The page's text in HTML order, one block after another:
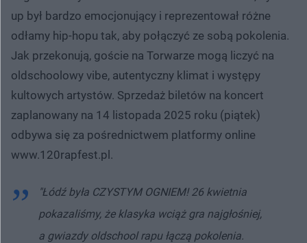
up był bardzo emocjonujący i reprezentował różne
odłamy hip-hopu tak, aby połączyć ze sobą pokolenia.
Jak przekonują, goście na Torwarze mogą liczyć na
oldschoolowy vibe, autentyczny klimat i występy
kultowych artystów. Sprzedaż biletów na koncert
zaplanowany na 14 listopada 2025 roku (piątek)
odbywa się za pośrednictwem platformy online
www.120rapfest.pl.
"Łódź była CZYSTYM OGNIEM! 26 kwietnia
pokazaliśmy, że klasyka wciąż gra najgłośniej,
a gwiazdy oldschool rapu łączą pokolenia.